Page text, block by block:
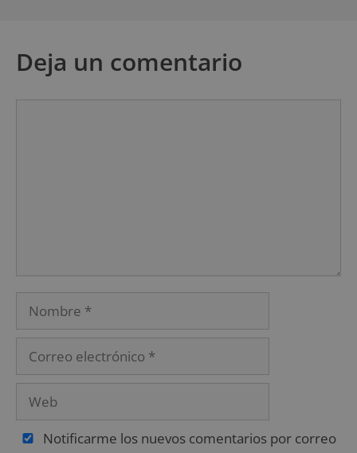
Deja un comentario
Notificarme los nuevos comentarios por correo